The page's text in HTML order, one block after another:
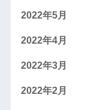
2022年5月
2022年4月
2022年3月
2022年2月